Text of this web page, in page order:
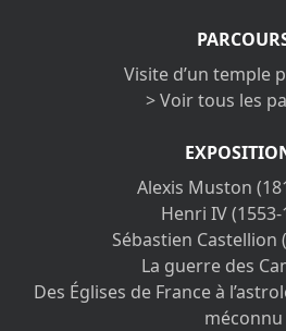
Visite d’un temple
> Voir tous les
Alexis Muston
Henri IV (1553-
Sébastien Castellion
La guerre des
Des Églises de France à
méconnu